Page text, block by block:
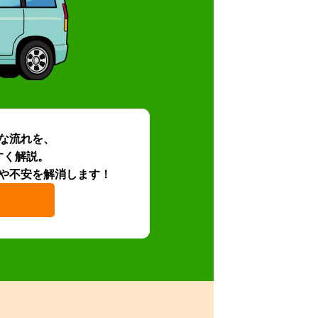
流れを、
解説。
不安を解消します！